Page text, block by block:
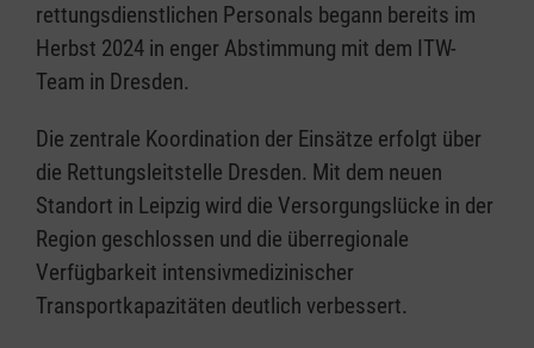
rettungsdienstlichen Personals begann bereits im
Herbst 2024 in enger Abstimmung mit dem ITW-
Team in Dresden.
Die zentrale Koordination der Einsätze erfolgt über
die Rettungsleitstelle Dresden. Mit dem neuen
Standort in Leipzig wird die Versorgungslücke in der
Region geschlossen und die überregionale
Verfügbarkeit intensivmedizinischer
Transportkapazitäten deutlich verbessert.